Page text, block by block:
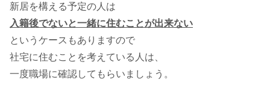
新居を構える予定の人は
入籍後でないと一緒に住むことが出来ない
というケースもありますので
社宅に住むことを考えている人は、
一度職場に確認してもらいましょう。